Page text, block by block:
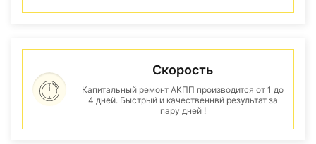
Скорость
Капитальный ремонт АКПП производится от 1 до
4 дней. Быстрый и качественнвй результат за
пару дней !